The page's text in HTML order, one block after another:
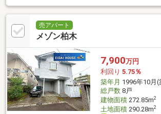
売アパート
メゾン柏木
7,900万円
利回り 5.75％
築年月 1996年10月
総戸数8戸
建物面積272.85m2
土地面積290.28m2